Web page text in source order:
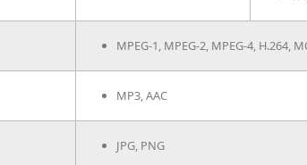
MPEG-1, MPEG-2, MPEG-4, H.264,
MP3, AAC
JPG, PNG